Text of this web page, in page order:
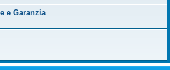
e Garanzia